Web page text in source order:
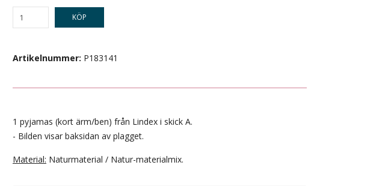
KÖP
Artikelnummer: P183141
1 pyjamas (kort ärm/ben) från Lindex i skick A.
- Bilden visar baksidan av plagget.
Material: Naturmaterial / Natur-materialmix.